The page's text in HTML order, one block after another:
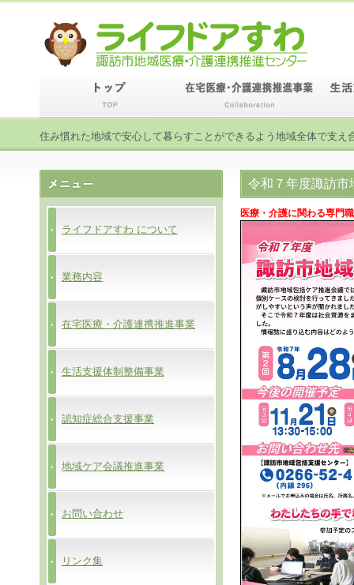
住み慣れた地域で安心して暮らすことができるよう地域全体で支え
令和７年度諏訪市
医療・介護に関わる専門
ライフドアすわ について
業務内容
在宅医療・介護連携推進事業
生活支援体制整備事業
認知症総合支援事業
地域ケア会議推進事業
お問い合わせ
リンク集